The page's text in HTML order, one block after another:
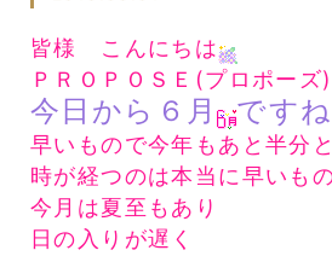
皆様 こんにちは
ＰＲＯＰＯＳＥ(プロポーズ
今日から６月 ですね
早いもので今年もあと半分
時が経つのは本当に早いも
今月は夏至もあり
日の入りが遅く